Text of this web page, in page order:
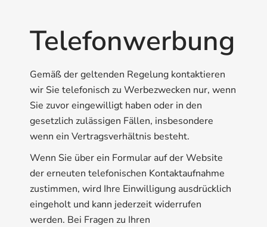
Telefonwerbung
Gemäß der geltenden Regelung kontaktieren
wir Sie telefonisch zu Werbezwecken nur, wenn
Sie zuvor eingewilligt haben oder in den
gesetzlich zulässigen Fällen, insbesondere
wenn ein Vertragsverhältnis besteht.
Wenn Sie über ein Formular auf der Website
der erneuten telefonischen Kontaktaufnahme
zustimmen, wird Ihre Einwilligung ausdrücklich
eingeholt und kann jederzeit widerrufen
werden. Bei Fragen zu Ihren